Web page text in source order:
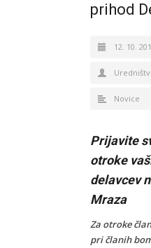
prihod
12. 10.
Novice
Prijavite
otroke
delavcev
Mraza
Za otroke
pri članih